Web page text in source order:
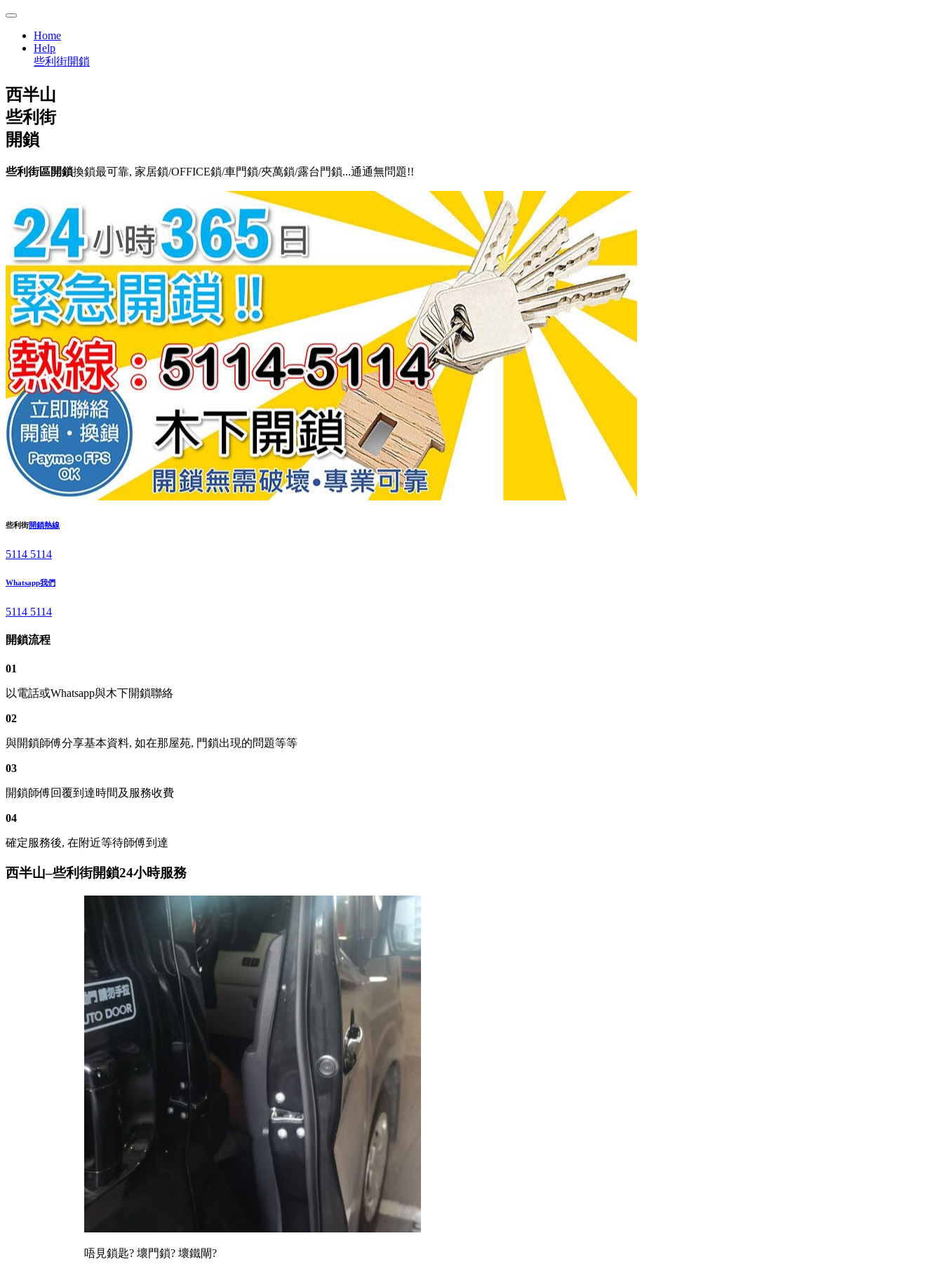
Home
Help
些利街開鎖
西半山
些利街
開鎖
些利街區開鎖換鎖最可靠, 家居鎖/OFFICE鎖/車門鎖/夾萬鎖/露台門鎖...通通無問題!!
些利街開鎖熱線
5114 5114
Whatsapp我們
5114 5114
開鎖流程
01
以電話或Whatsapp與木下開鎖聯絡
02
與開鎖師傅分享基本資料, 如在那屋苑, 門鎖出現的問題等等
03
開鎖師傅回覆到達時間及服務收費
04
確定服務後, 在附近等待師傅到達
西半山–些利街開鎖24小時服務
唔見鎖匙? 壞門鎖? 壞鐵閘?